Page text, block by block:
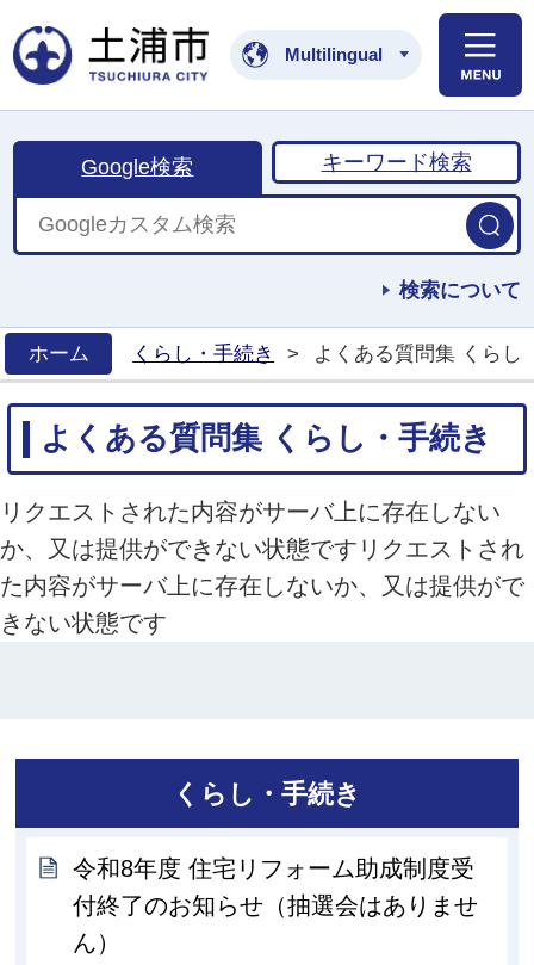
土浦市公式ホームペ
Multilingual
Google検索 キーワード検索
検索について
ホーム
くらし・手続き > よくある質問集 くらし
よくある質問集 くらし・手続き
リクエストされた内容がサーバ上に存在しない
か、又は提供ができない状態ですリクエストされ
た内容がサーバ上に存在しないか、又は提供がで
きない状態です
くらし・手続き
令和8年度 住宅リフォーム助成制度受
付終了のお知らせ（抽選会はありませ
ん）